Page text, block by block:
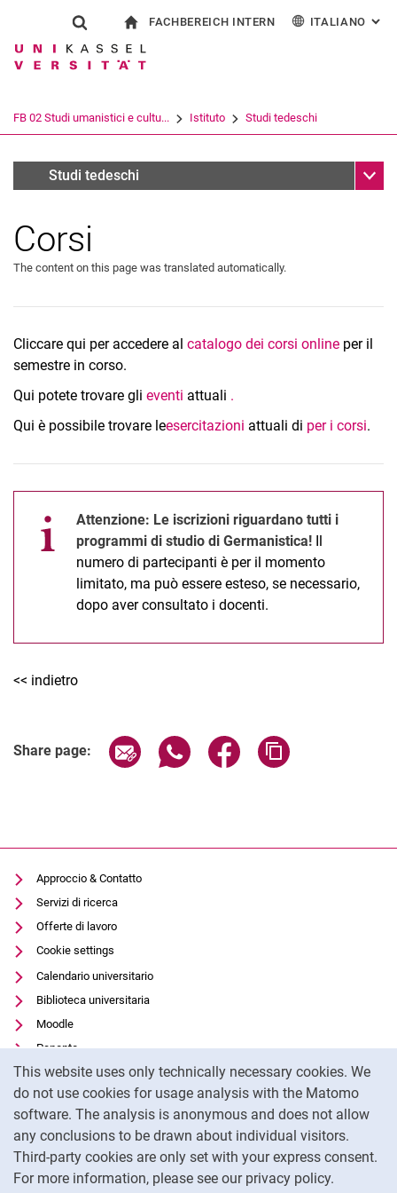
Jump directly to: content
Jump directly to: search
Jump directly to: main
This website uses only technically necessary cookies. We
do not use cookies for usage analysis with the Matomo
software. The analysis is anonymous and does not allow
any conclusions to be drawn about individual visitors.
Third-party cookies are only set with your express consent.
For more information, please see our privacy policy.
Show search form
Search term
Search (opens an external link in a
FACHBEREICH INTERN ITALIANO :
FB 02 Studi umanistici e cultu... Istituto Studi tedeschi
Informationen für Student:innen
Studi tedeschi Sub
Corsi
The content on this page was translated automatically.
Cliccare qui per accedere al catalogo dei corsi online per il
semestre in corso.
Qui potete trovare gli eventi attuali .
Qui è possibile trovare leesercitazioni attuali di per i corsi.
Attenzione: Le iscrizioni riguardano tutti i
programmi di studio di Germanistica! Il
numero di partecipanti è per il momento
limitato, ma può essere esteso, se necessario,
dopo aver consultato i docenti.
<< indietro
Share page: Share page via email
Share page via WhatsApp
Share page via
Approccio & Contatto
Servizi di ricerca
Offerte di lavoro
Cookie settings
Calendario universitario
Biblioteca universitaria
Moodle
Panopto
Protezione dei dati
Accessibilità
Utilizzo trasparente dell'intelligenza artificiale